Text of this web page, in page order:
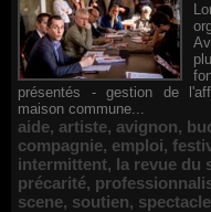
présentés - gestion de
maison commune...
aide, artiste, avignon,
compagnie, emploi,
intermittent, la revue du
précarité,
scene, soutien, spectacle